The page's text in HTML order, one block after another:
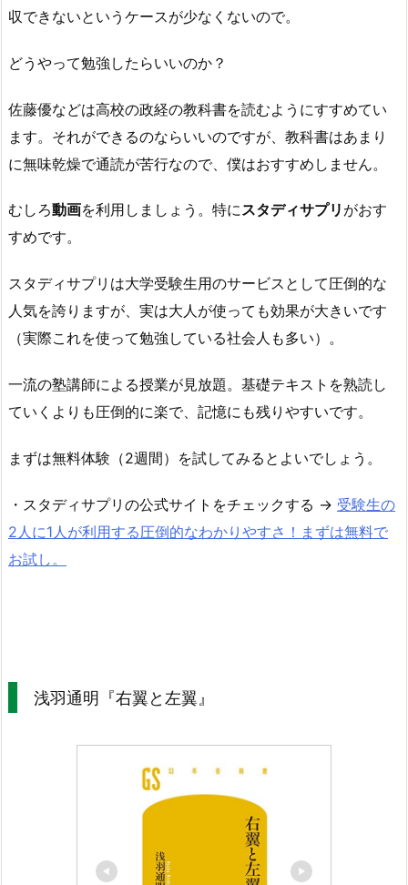
収できないというケースが少なくないので。
どうやって勉強したらいいのか？
佐藤優などは高校の政経の教科書を読むようにすすめてい
ます。それができるのならいいのですが、教科書はあまり
に無味乾燥で通読が苦行なので、僕はおすすめしません。
むしろ動画を利用しましょう。特にスタディサプリ がおす
すめです。
スタディサプリは大学受験生用のサービスとして圧倒的な
人気を誇りますが、実は大人が使っても効果が大きいです
（実際これを使って勉強している社会人も多い）。
一流の塾講師による授業が見放題。基礎テキストを熟読し
ていくよりも圧倒的に楽で、記憶にも残りやすいです。
まずは無料体験（2週間）を試してみるとよいでしょう。
・スタディサプリの公式サイトをチェックする → 受験生の
2人に1人が利用する圧倒的なわかりやすさ！まずは無料で
お試し。
浅羽通明『右翼と左翼』